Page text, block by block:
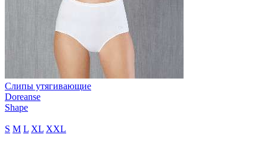
Слипы утягивающие
Doreanse
Shape
S M L XL XXL